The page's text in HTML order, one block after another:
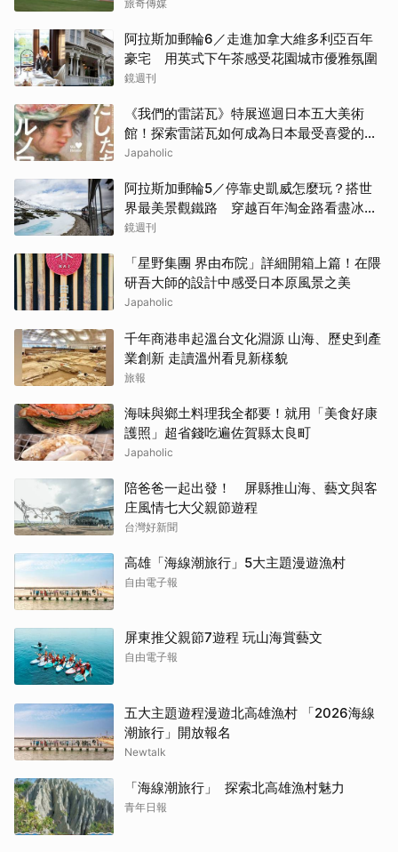
旅奇傳媒
阿拉斯加郵輪6／走進加拿大維多利亞百年
豪宅 用英式下午茶感受花園城市優雅氛圍
鏡週刊
《我們的雷諾瓦》特展巡迴日本五大美術
館！探索雷諾瓦如何成為日本最受喜愛的印
象派畫家
Japaholic
阿拉斯加郵輪5／停靠史凱威怎麼玩？搭世
界最美景觀鐵路 穿越百年淘金路看盡冰
河、峽谷與雪山
鏡週刊
「星野集團 界由布院」詳細開箱上篇！在隈
研吾大師的設計中感受日本原風景之美
Japaholic
千年商港串起溫台文化淵源 山海、歷史到產
業創新 走讀溫州看見新樣貌
旅報
海味與鄉土料理我全都要！就用「美食好康
護照」超省錢吃遍佐賀縣太良町
Japaholic
陪爸爸一起出發！ 屏縣推山海、藝文與客
庄風情七大父親節遊程
台灣好新聞
高雄「海線潮旅行」5大主題漫遊漁村
自由電子報
屏東推父親節7遊程 玩山海賞藝文
自由電子報
五大主題遊程漫遊北高雄漁村 「2026海線
潮旅行」開放報名
Newtalk
「海線潮旅行」 探索北高雄漁村魅力
青年日報